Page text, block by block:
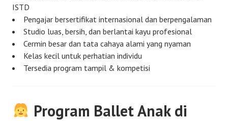
ISTD
Pengajar bersertifikat internasional dan berpengalaman
Studio luas, bersih, dan berlantai kayu profesional
Cermin besar dan tata cahaya alami yang nyaman
Kelas kecil untuk perhatian individu
Tersedia program tampil & kompetisi
Program Ballet Anak di